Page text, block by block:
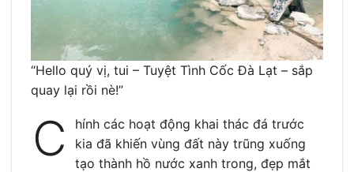
“Hello quý vị, tui – Tuyệt Tình Cốc Đà Lạt – sắp
quay lại rồi nè!”
C
hính các hoạt động khai thác đá trước
kia đã khiến vùng đất này trũng xuống
tạo thành hồ nước xanh trong, đẹp mắt